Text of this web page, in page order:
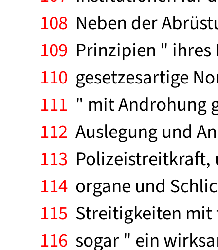
108 Neben der
109 Prinzipien " ihres
110 gesetzesartige
111 " mit Androhung
112 Auslegung und
113 Polizeistreitkraft,
114 organe und
115 Streitigkeiten mit
116 sogar " ein